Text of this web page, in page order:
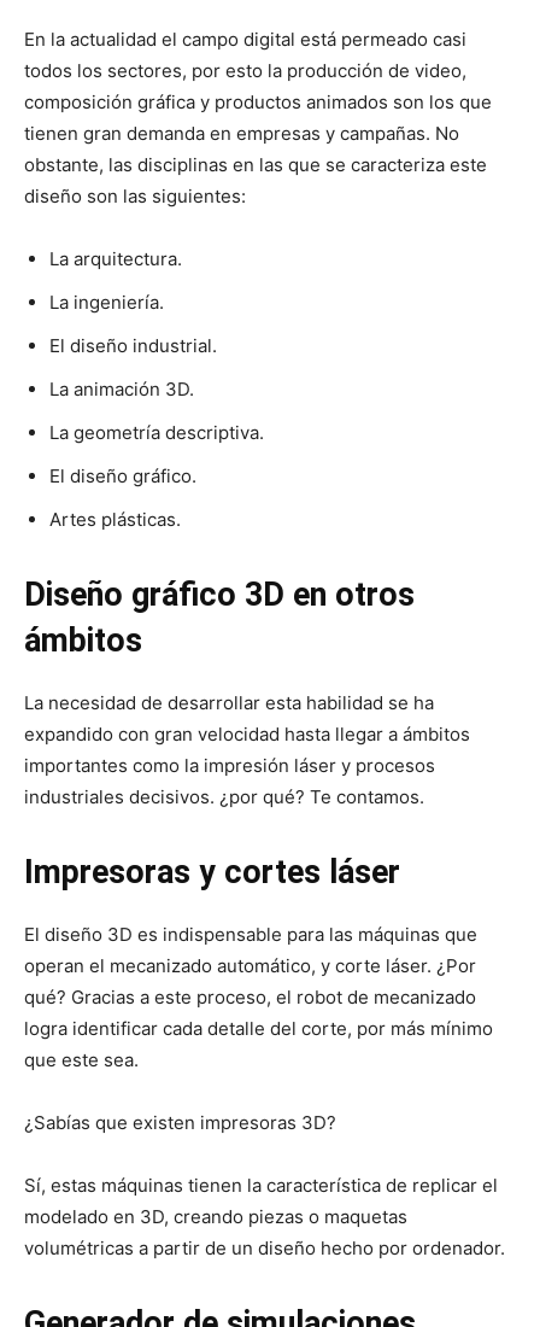
En la actualidad el campo digital está permeado casi
todos los sectores, por esto la producción de video,
composición gráfica y productos animados son los que
tienen gran demanda en empresas y campañas. No
obstante, las disciplinas en las que se caracteriza este
diseño son las siguientes:
La arquitectura.
La ingeniería.
El diseño industrial.
La animación 3D.
La geometría descriptiva.
El diseño gráfico.
Artes plásticas.
Diseño gráfico 3D en otros
ámbitos
La necesidad de desarrollar esta habilidad se ha
expandido con gran velocidad hasta llegar a ámbitos
importantes como la impresión láser y procesos
industriales decisivos. ¿por qué? Te contamos.
Impresoras y cortes láser
El diseño 3D es indispensable para las máquinas que
operan el mecanizado automático, y corte láser. ¿Por
qué? Gracias a este proceso, el robot de mecanizado
logra identificar cada detalle del corte, por más mínimo
que este sea.
¿Sabías que existen impresoras 3D?
Sí, estas máquinas tienen la característica de replicar el
modelado en 3D, creando piezas o maquetas
volumétricas a partir de un diseño hecho por ordenador.